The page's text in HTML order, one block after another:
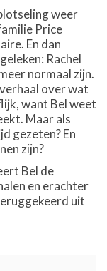
weer
Price
En dan
Rachel
normaal zijn.
over wat
want Bel weet
Maar als
gezeten? En
zijn?
Bel de
en erachter
uit